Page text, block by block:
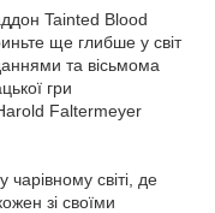
Tainted Blood
ще глибше у світ
та вісьмома
гри
Faltermeyer
світі, де
зі своїми